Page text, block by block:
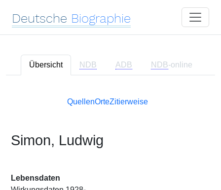
Deutsche Biographie
Übersicht NDB ADB NDB-online
QuellenOrteZitierweise
Simon, Ludwig
Lebensdaten